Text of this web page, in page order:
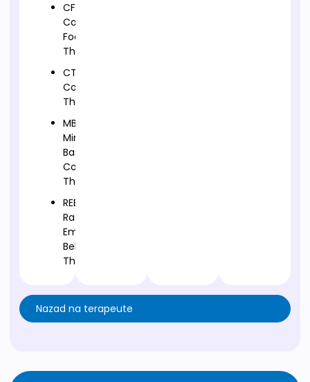
CFT-
Compassion
Focused
Therapy
CT-
Cognitive
Therapy
MBCT-
Mindfulness-
Based
Cognitive
Therapy
REBT-
Rational
Emotive
Behavior
Therapy
Nazad na terapeute